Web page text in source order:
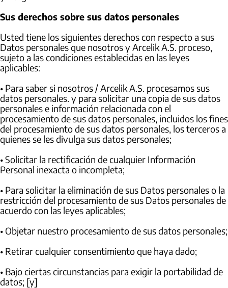
Sus derechos sobre sus datos personales
Usted tiene los siguientes derechos con respecto a sus
Datos personales que nosotros y Arcelik A.S. proceso,
sujeto a las condiciones establecidas en las leyes
aplicables:
• Para saber si nosotros / Arcelik A.S. procesamos sus
datos personales. y para solicitar una copia de sus datos
personales e información relacionada con el
procesamiento de sus datos personales, incluidos los fines
del procesamiento de sus datos personales, los terceros a
quienes se les divulga sus datos personales;
• Solicitar la rectificación de cualquier Información
Personal inexacta o incompleta;
• Para solicitar la eliminación de sus Datos personales o la
restricción del procesamiento de sus Datos personales de
acuerdo con las leyes aplicables;
• Objetar nuestro procesamiento de sus datos personales;
• Retirar cualquier consentimiento que haya dado;
• Bajo ciertas circunstancias para exigir la portabilidad de
datos; [y]